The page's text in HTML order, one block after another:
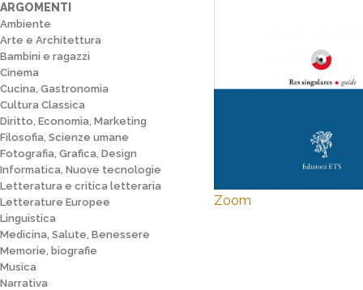
ARGOMENTI
Ambiente
Arte e Architettura
Bambini e ragazzi
Cinema
Cucina, Gastronomia
Cultura Classica
Diritto, Economia, Marketing
Filosofia, Scienze umane
Fotografia, Grafica, Design
Informatica, Nuove tecnologie
Letteratura e critica letteraria
Letterature Europee
Linguistica
Medicina, Salute, Benessere
Memorie, biografie
Musica
Narrativa
Zoom